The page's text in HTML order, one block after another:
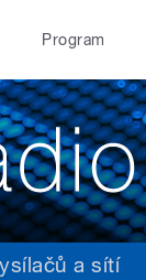
Program
a sítí